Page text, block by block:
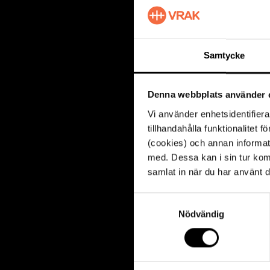
Samtycke
Denna webbplats använder
Vi använder
tillhandahålla funktionalitet
(cookies) och annan
med. Dessa kan i sin tur
samlat in när du har använt
Nödvändig
En följd av
proviantering,
båtsmanshållet
grävts ut från
och resultaten
livet på 1600-
tillhört
När föremålen
livet till havs,